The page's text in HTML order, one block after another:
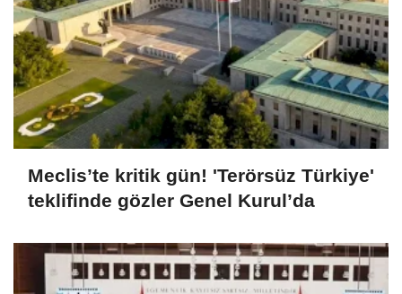
Meclis’te kritik gün! 'Terörsüz Türkiye'
teklifinde gözler Genel Kurul’da